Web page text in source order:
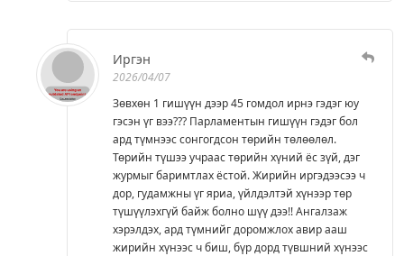
Иргэн
2026/04/07
Зөвхөн 1 гишүүн дээр 45 гомдол ирнэ гэдэг юу
гэсэн үг вээ??? Парламентын гишүүн гэдэг бол
ард түмнээс сонгогдсон төрийн төлөөлөл.
Төрийн түшээ учраас төрийн хүний ёс зүй, дэг
журмыг баримтлах ёстой. Жирийн иргэдээсээ ч
дор, гудамжны үг яриа, үйлдэлтэй хүнээр төр
түшүүлэхгүй байж болно шүү дээ!! Ангалзаж
хэрэлдэх, ард түмнийг доромжлох авир ааш
жирийн хүнээс ч биш, бүр дорд түвшний хүнээс